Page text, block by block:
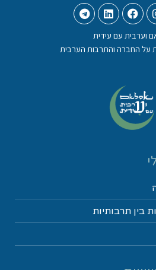
וערבית עם עידית
על החברה והתרבות הערבית
בין תרבותיות